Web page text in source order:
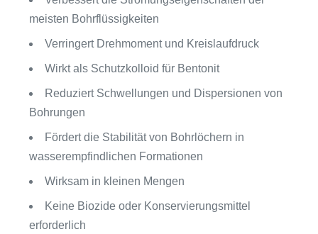
meisten Bohrflüssigkeiten
Verringert Drehmoment und Kreislaufdruck
Wirkt als Schutzkolloid für Bentonit
Reduziert Schwellungen und Dispersionen von
Bohrungen
Fördert die Stabilität von Bohrlöchern in
wasserempfindlichen Formationen
Wirksam in kleinen Mengen
Keine Biozide oder Konservierungsmittel
erforderlich